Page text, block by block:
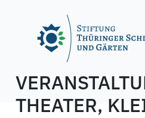
THEATER,